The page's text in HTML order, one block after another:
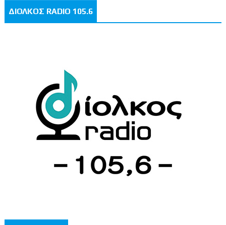
ΔΙΟΛΚΟΣ RADIO 105.6